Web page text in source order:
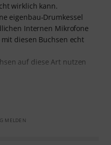
wirklich kann.
eigenbau-Drumkessel
Internen Mikrofone
diesen Buchsen echt
auf diese Art nutzen
MELDEN